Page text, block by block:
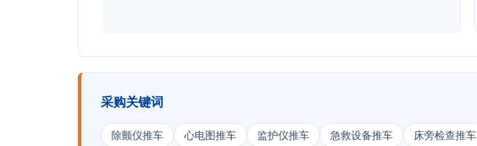
采购关键词
除颤仪推车 心电图推车 监护仪推车 急救设备推车 床旁检查推车